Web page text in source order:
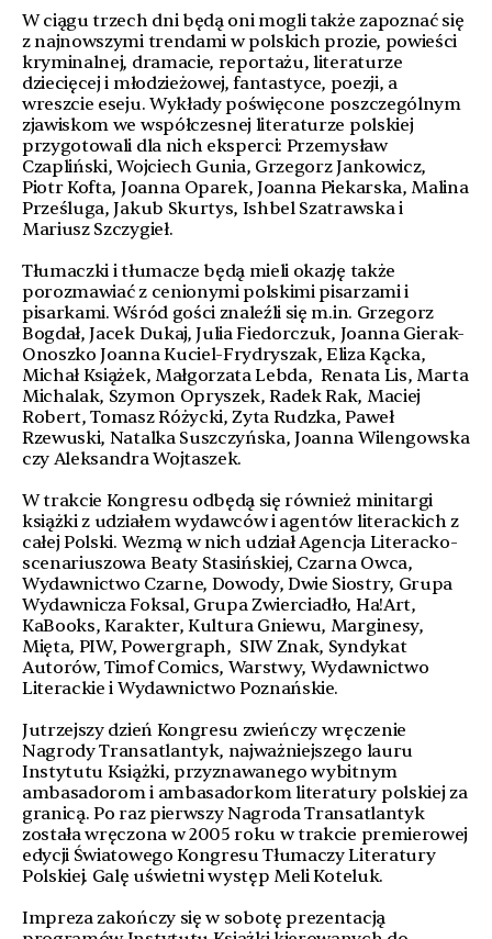
W ciągu trzech dni będą oni mogli także zapoznać się
z najnowszymi trendami w polskich prozie, powieści
kryminalnej, dramacie, reportażu, literaturze
dziecięcej i młodzieżowej, fantastyce, poezji, a
wreszcie eseju. Wykłady poświęcone poszczególnym
zjawiskom we współczesnej literaturze polskiej
przygotowali dla nich eksperci: Przemysław
Czapliński, Wojciech Gunia, Grzegorz Jankowicz,
Piotr Kofta, Joanna Oparek, Joanna Piekarska, Malina
Prześluga, Jakub Skurtys, Ishbel Szatrawska i
Mariusz Szczygieł.
Tłumaczki i tłumacze będą mieli okazję także
porozmawiać z cenionymi polskimi pisarzami i
pisarkami. Wśród gości znaleźli się m.in. Grzegorz
Bogdał, Jacek Dukaj, Julia Fiedorczuk, Joanna Gierak-
Onoszko Joanna Kuciel-Frydryszak, Eliza Kącka,
Michał Książek, Małgorzata Lebda, Renata Lis, Marta
Michalak, Szymon Opryszek, Radek Rak, Maciej
Robert, Tomasz Różycki, Zyta Rudzka, Paweł
Rzewuski, Natalka Suszczyńska, Joanna Wilengowska
czy Aleksandra Wojtaszek.
W trakcie Kongresu odbędą się również minitargi
książki z udziałem wydawców i agentów literackich z
całej Polski. Wezmą w nich udział Agencja Literacko-
scenariuszowa Beaty Stasińskiej, Czarna Owca,
Wydawnictwo Czarne, Dowody, Dwie Siostry, Grupa
Wydawnicza Foksal, Grupa Zwierciadło, Ha!Art,
KaBooks, Karakter, Kultura Gniewu, Marginesy,
Mięta, PIW, Powergraph, SIW Znak, Syndykat
Autorów, Timof Comics, Warstwy, Wydawnictwo
Literackie i Wydawnictwo Poznańskie.
Jutrzejszy dzień Kongresu zwieńczy wręczenie
Nagrody Transatlantyk, najważniejszego lauru
Instytutu Książki, przyznawanego wybitnym
ambasadorom i ambasadorkom literatury polskiej za
granicą. Po raz pierwszy Nagroda Transatlantyk
została wręczona w 2005 roku w trakcie premierowej
edycji Światowego Kongresu Tłumaczy Literatury
Polskiej. Galę uświetni występ Meli Koteluk.
Impreza zakończy się w sobotę prezentacją